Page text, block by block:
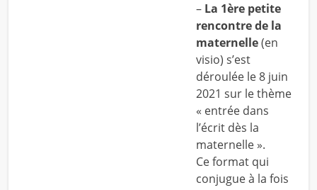
– La 1ère petite
rencontre de la
maternelle(en
visio) s’est
déroulée le 8 juin
2021 sur le thème
« entrée dans
l’écrit dès la
maternelle ».
Ce format qui
conjugue à la fois